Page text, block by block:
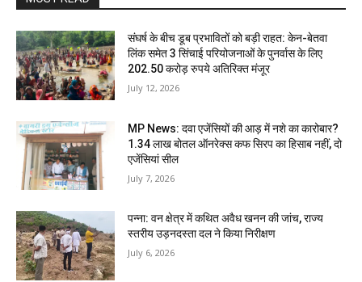
संघर्ष के बीच डूब प्रभावितों को बड़ी राहत: केन-बेतवा
लिंक समेत 3 सिंचाई परियोजनाओं के पुनर्वास के लिए
202.50 करोड़ रुपये अतिरिक्त मंजूर
July 12, 2026
MP News: दवा एजेंसियों की आड़ में नशे का कारोबार?
1.34 लाख बोतल ऑनरेक्स कफ सिरप का हिसाब नहीं, दो
एजेंसियां सील
July 7, 2026
पन्ना: वन क्षेत्र में कथित अवैध खनन की जांच, राज्य
स्तरीय उड़नदस्ता दल ने किया निरीक्षण
July 6, 2026